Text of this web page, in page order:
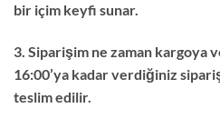
bir içim keyfi sunar.
3. Siparişim ne zaman kargoya
16:00’ya kadar verdiğiniz
teslim edilir.